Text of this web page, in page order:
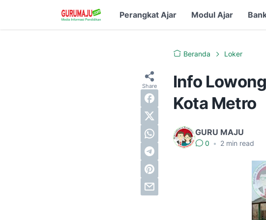
Perangkat Ajar Modul Ajar
Beranda Loker
Info
Kota Metro
GURU MAJU
0 • 2 min read